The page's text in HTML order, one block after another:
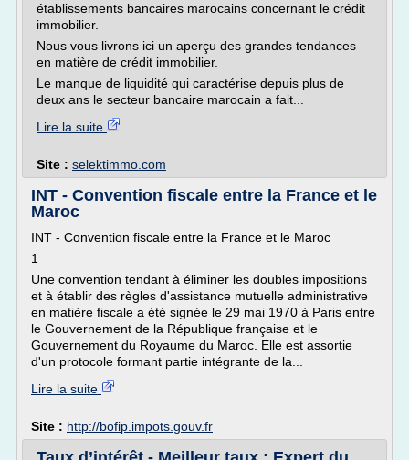
établissements bancaires marocains concernant le crédit
immobilier.
Nous vous livrons ici un aperçu des grandes tendances
en matière de crédit immobilier.
Le manque de liquidité qui caractérise depuis plus de
deux ans le secteur bancaire marocain a fait...
Lire la suite
Site : selektimmo.com
INT - Convention fiscale entre la France et le
Maroc
INT - Convention fiscale entre la France et le Maroc
1
Une convention tendant à éliminer les doubles impositions
et à établir des règles d'assistance mutuelle administrative
en matière fiscale a été signée le 29 mai 1970 à Paris entre
le Gouvernement de la République française et le
Gouvernement du Royaume du Maroc. Elle est assortie
d'un protocole formant partie intégrante de la...
Lire la suite
Site : http://bofip.impots.gouv.fr